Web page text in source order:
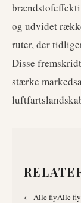
og udvidet
ruter, der
Disse
stærke
← Alle flyAlle